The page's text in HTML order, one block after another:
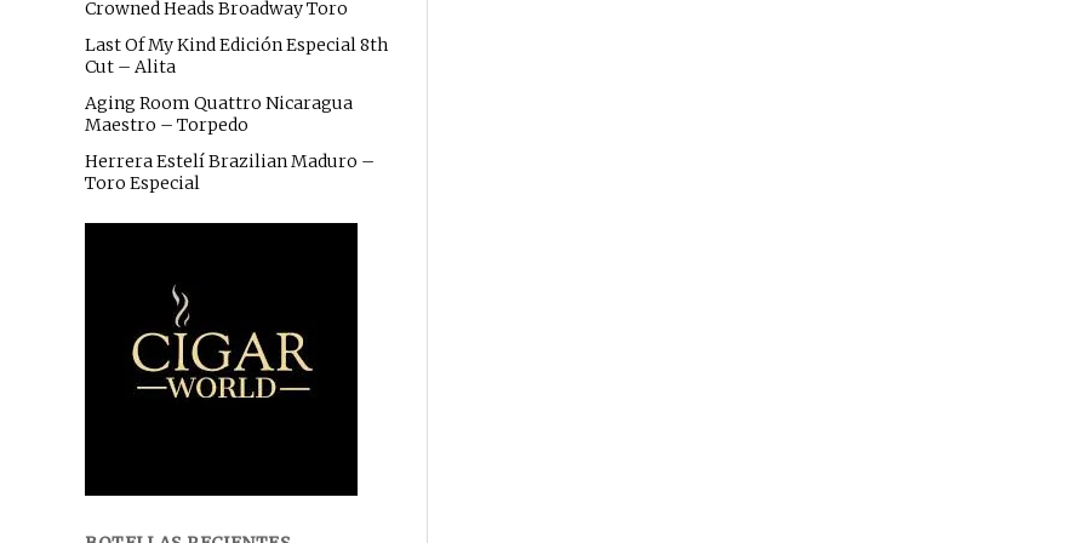
Crowned Heads Broadway Toro
Last Of My Kind Edición Especial 8th
Cut – Alita
Aging Room Quattro Nicaragua
Maestro – Torpedo
Herrera Estelí Brazilian Maduro –
Toro Especial